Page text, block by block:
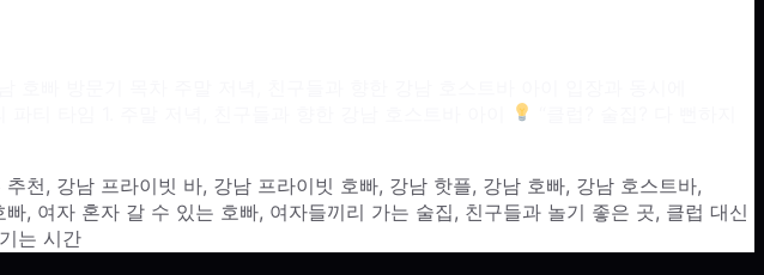
추천, 강남 프라이빗 바, 강남 프라이빗 호빠, 강남 핫플, 강남 호빠, 강남 호스트바,
빠, 여자 혼자 갈 수 있는 호빠, 여자들끼리 가는 술집, 친구들과 놀기 좋은 곳, 클럽 대신
는 시간